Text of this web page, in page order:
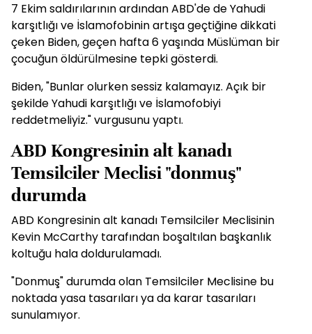
7 Ekim saldırılarının ardından ABD'de de Yahudi
karşıtlığı ve İslamofobinin artışa geçtiğine dikkati
çeken Biden, geçen hafta 6 yaşında Müslüman bir
çocuğun öldürülmesine tepki gösterdi.
Biden, "Bunlar olurken sessiz kalamayız. Açık bir
şekilde Yahudi karşıtlığı ve İslamofobiyi
reddetmeliyiz." vurgusunu yaptı.
ABD Kongresinin alt kanadı
Temsilciler Meclisi "donmuş"
durumda
ABD Kongresinin alt kanadı Temsilciler Meclisinin
Kevin McCarthy tarafından boşaltılan başkanlık
koltuğu hala doldurulamadı.
"Donmuş" durumda olan Temsilciler Meclisine bu
noktada yasa tasarıları ya da karar tasarıları
sunulamıyor.